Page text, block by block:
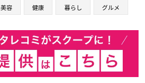
美容 健康 暮らし グルメ